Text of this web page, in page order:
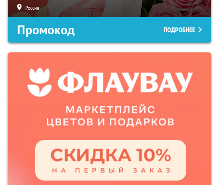
Россия
Промокод ПОДРОБНЕЕ